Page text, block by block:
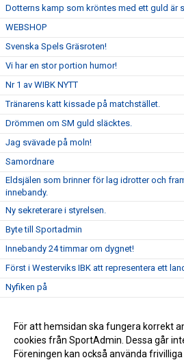
Dotterns kamp som kröntes med ett guld är
WEBSHOP
Svenska Spels Gräsroten!
Vi har en stor portion humor!
Nr 1 av WIBK NYTT
Tränarens katt kissade på matchstället.
Drömmen om SM guld släcktes.
Jag svävade på moln!
Samordnare
Eldsjälen som brinner för lag idrotter och
innebandy.
Ny sekreterare i styrelsen.
Byte till Sportadmin
Innebandy 24 timmar om dygnet!
Först i Westerviks IBK att representera ett
Nyfiken på
WIBK Motion Dam
WIBK Motion
För att hemsidan ska fungera korrekt
cookies från SportAdmin. Dessa går
Föreningen kan också använda